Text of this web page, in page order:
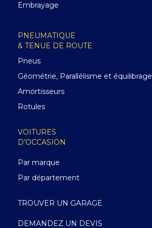
Embrayage
PNEUMATIQUE
& TENUE DE ROUTE
Pneus
Géométrie, Parallélisme et équilibrage
Amortisseurs
Rotules
VOITURES
D’OCCASION
Par marque
Par département
TROUVER UN GARAGE
DEMANDEZ UN DEVIS